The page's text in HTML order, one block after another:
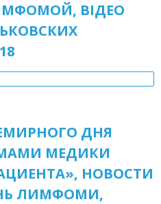
ВІДЕО
ДНЯ
МЕДИКИ
НОВОСТИ
ЛИМФОМИ,